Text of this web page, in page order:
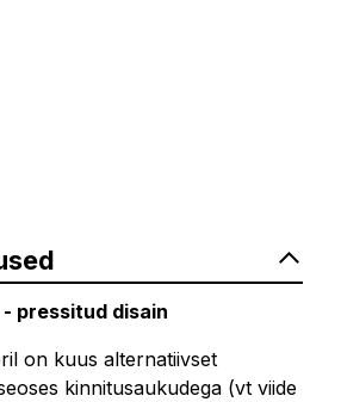
pressitud disain
on kuus alternatiivset
kinnitusaukudega (vt viide